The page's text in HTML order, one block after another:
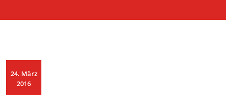
24. März
2016